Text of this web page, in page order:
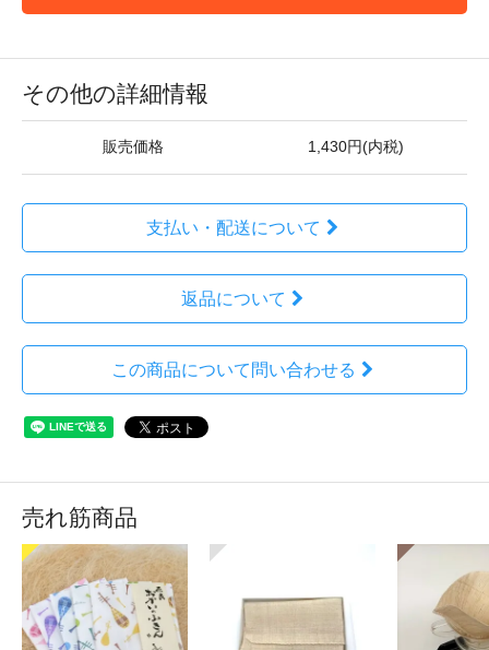
その他の詳細情報
販売価格 1,430円(内税)
支払い・配送について
返品について
この商品について問い合わせる
売れ筋商品